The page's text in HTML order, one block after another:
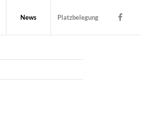
News Platzbelegung